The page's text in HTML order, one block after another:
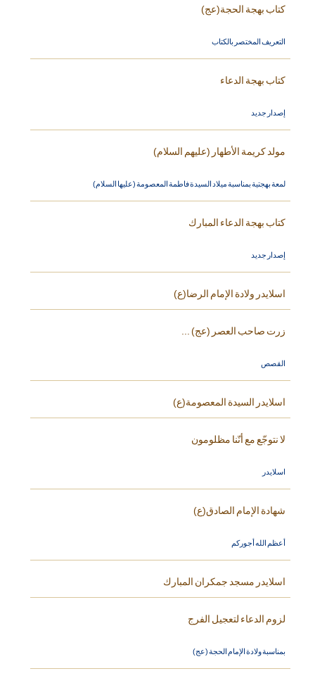
كتاب بهجة الحجة(عج)
التعريف المختصر بالكتاب
كتاب بهجة الدعاء
إصدار جديد
مولد كريمة الأطهار (عليهم السلام)
لمعة بهجتية بمناسبة ميلاد السيدة فاطمة المعصومة (عليها السلام)
كتاب بهجة الدعاء المبارك
إصدار جديد
اسلايدر ولادة الإمام الرضا(ع)
زرت صاحب العصر (عج) ...
القصص
اسلايدر السيدة المعصومة(ع)
لا نتوجّع مع أنّنا مظلومون
اسلايدر
شهادة الإمام الصادق(ع)
أعظم الله أجوركم
اسلايدر مسجد جمكران المبارك
لزوم الدعاء لتعجيل الفرج
بمناسبة ولادة الإمام الحجة (عج)